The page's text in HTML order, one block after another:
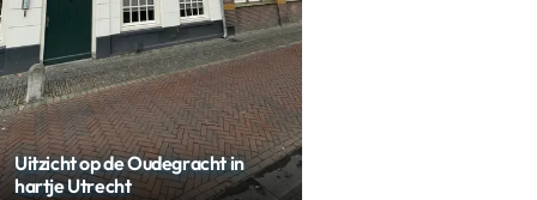
Uitzicht op de Oudegracht in
hartje Utrecht